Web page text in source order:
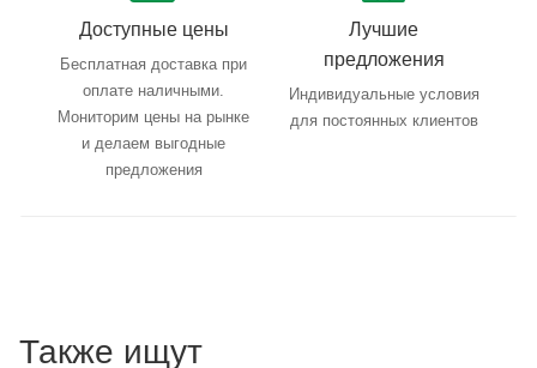
Доступные цены
Бесплатная доставка при
оплате наличными.
Мониторим цены на рынке
и делаем выгодные
предложения
Лучшие
предложения
Индивидуальные условия
для постоянных клиентов
Также ищут